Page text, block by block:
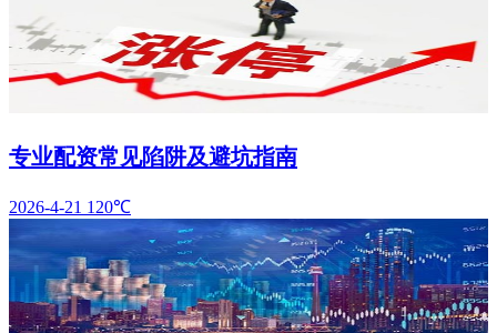
专业配资常见陷阱及避坑指南
2026-4-21 120℃